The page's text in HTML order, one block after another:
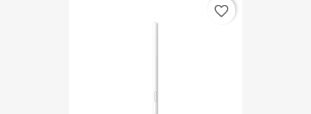
favorite_border